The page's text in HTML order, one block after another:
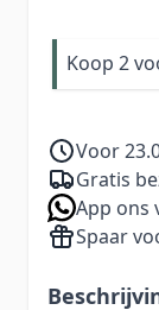
Koop 2
Voor
Gratis
App ons
Spaar